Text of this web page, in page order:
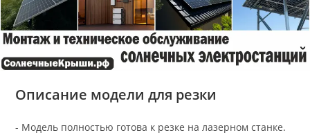
Описание модели для резки
- Модель полностью готова к резке на лазерном станке.